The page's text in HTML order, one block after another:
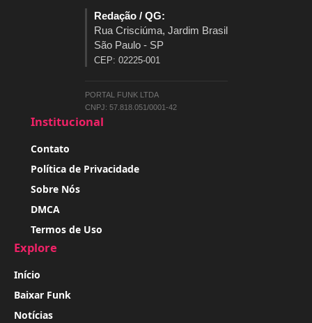
Redação / QG:
Rua Crisciúma, Jardim Brasil
São Paulo - SP
CEP: 02225-001
PORTAL FUNK LTDA
CNPJ: 57.818.051/0001-42
Institucional
Contato
Política de Privacidade
Sobre Nós
DMCA
Termos de Uso
Explore
Início
Baixar Funk
Notícias